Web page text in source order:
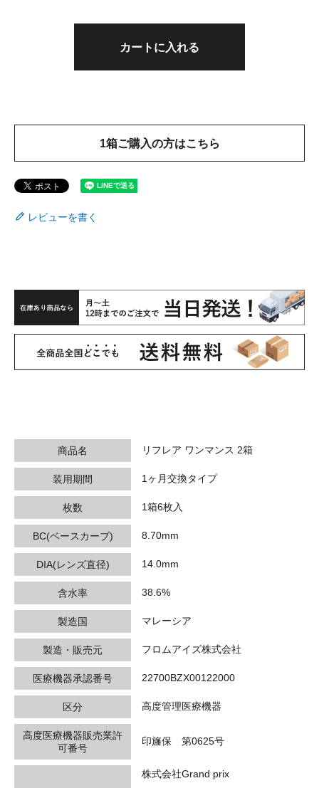
カートに入れる
1箱ご購入の方はこちら
レビューを書く
商品名 リフレア ワンマンス 2箱
装用期間 1ヶ月交換タイプ
枚数 1箱6枚入
BC(ベースカーブ) 8.70mm
DIA(レンズ直径) 14.0mm
含水率 38.6%
製造国 マレーシア
製造・販売元 フロムアイズ株式会社
医療機器承認番号 22700BZX00122000
区分 高度管理医療機器
高度医療機器販売業許
可番号
印旛保 第0625号
株式会社Grand prix